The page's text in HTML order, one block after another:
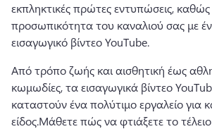
εκπληκτικές πρώτες εντυπώσεις,
προσωπικότητα του καναλιού σας με
εισαγωγικό βίντεο YouTube.
Από τρόπο ζωής και αισθητική έως
κωμωδίες, τα εισαγωγικά βίντεο
καταστούν ένα πολύτιμο εργαλείο για
είδος.Μάθετε πώς να φτιάξετε το